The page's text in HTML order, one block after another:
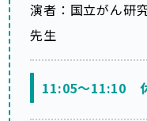
演者：国立がん研
先生
11:05～11:10